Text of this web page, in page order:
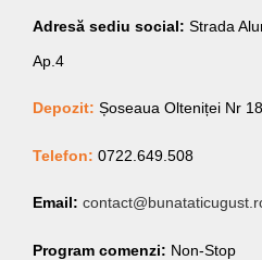
Adresă sediu social: Strada
Ap.4
Depozit: Șoseaua Olteniței Nr
Telefon: 0722.649.508
Email:
Program comenzi: Non-Stop